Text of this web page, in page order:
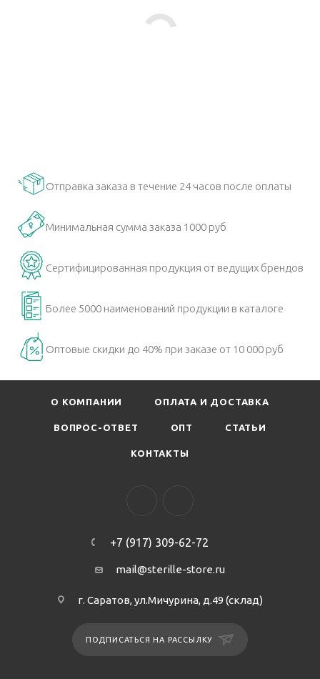
Отправка заказа в течение 24 часов после оплаты
Минимальная сумма заказа 1000 руб
Сертифицированная продукция от ведущих брендов
Более 5000 наименований продукции в каталоге
Оптовые скидки до 40% при заказе от 10 000 руб
О КОМПАНИИ ОПЛАТА И ДОСТАВКА
ВОПРОС-ОТВЕТ ОПТ СТАТЬИ
КОНТАКТЫ
+7 (917) 309-62-72
mail@sterille-store.ru
г. Саратов, ул.Мичурина, д.49 (склад)
ПОДПИСАТЬСЯ НА РАССЫЛКУ